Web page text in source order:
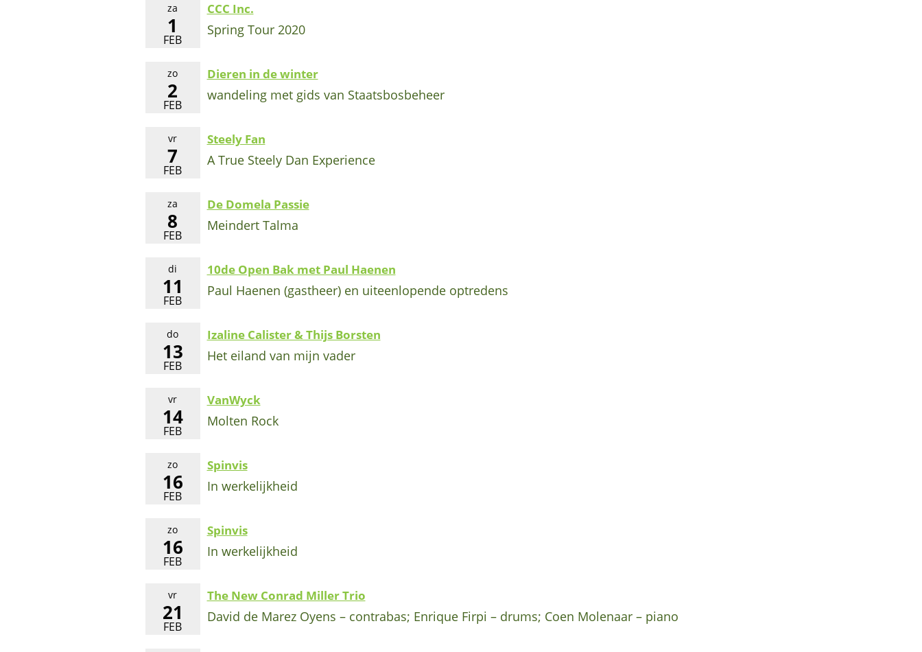
za
1
FEB
CCC Inc.
Spring Tour 2020
zo
2
FEB
Dieren in de winter
wandeling met gids van Staatsbosbeheer
vr
7
FEB
Steely Fan
A True Steely Dan Experience
za
8
FEB
De Domela Passie
Meindert Talma
di
11
FEB
10de Open Bak met Paul Haenen
Paul Haenen (gastheer) en uiteenlopende optredens
do
13
FEB
Izaline Calister & Thijs Borsten
Het eiland van mijn vader
vr
14
FEB
VanWyck
Molten Rock
zo
16
FEB
Spinvis
In werkelijkheid
zo
16
FEB
Spinvis
In werkelijkheid
vr
21
FEB
The New Conrad Miller Trio
David de Marez Oyens – contrabas; Enrique Firpi – drums; Coen Molenaar – piano